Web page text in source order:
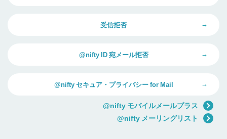
受信拒否
@nifty ID 宛メール拒否
@nifty セキュア・プライバシー for Mail
@nifty モバイルメールプラス
@nifty メーリングリスト